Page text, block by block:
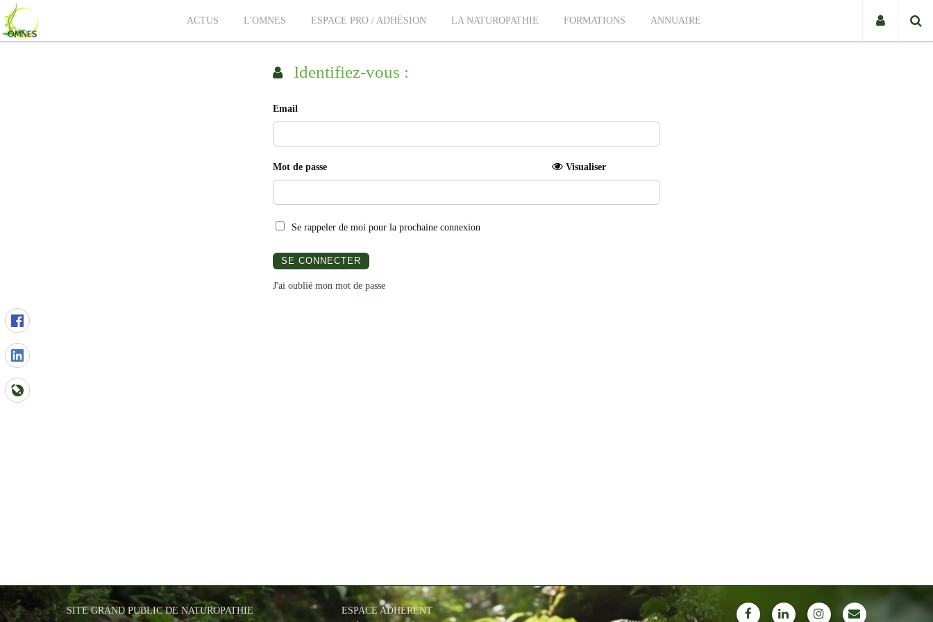
ACTUS L'OMNES ESPACE PRO / ADHÉSION LA NATUROPATHIE FORMATIONS ANNUAIRE
Identifiez-vous :
Email
Mot de passe Visualiser
Se rappeler de moi pour la prochaine connexion
J'ai oublié mon mot de passe
SITE GRAND PUBLIC DE NATUROPATHIE ESPACE ADHÉRENT